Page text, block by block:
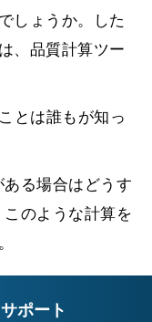
しょうか。した
、品質計算ツー
とは誰もが知っ
る場合はどうす
のような計算を
サポート